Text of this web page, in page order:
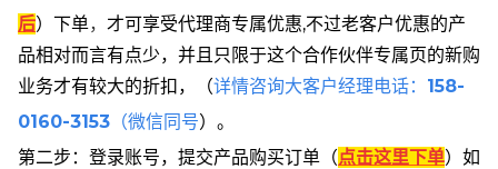
后） 下单， 才可享受代理商专属优惠,不过老客户优惠的产
品相对而言有点少，并且只限于这个合作伙伴专属页的新购
业务才有较大的折扣，
（详情咨询大客户经理电话： 158-
0160-3153 （微信同号）。
第二步：登录账号，提交产品购买订单（点击这里下单） 如